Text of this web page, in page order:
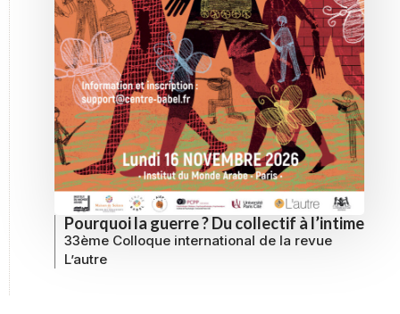
Pourquoi la guerre ? Du collectif à l’intime
33ème Colloque international de la revue
L’autre